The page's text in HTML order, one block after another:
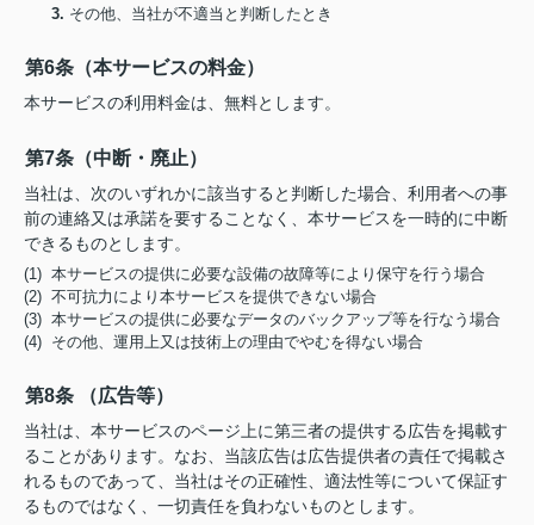
3. その他、当社が不適当と判断したとき
第6条（本サービスの料金）
本サービスの利用料金は、無料とします。
第7条（中断・廃止）
当社は、次のいずれかに該当すると判断した場合、利用者への事
前の連絡又は承諾を要することなく、本サービスを一時的に中断
できるものとします。
(1) 本サービスの提供に必要な設備の故障等により保守を行う場合
(2) 不可抗力により本サービスを提供できない場合
(3) 本サービスの提供に必要なデータのバックアップ等を行なう場合
(4) その他、運用上又は技術上の理由でやむを得ない場合
第8条 （広告等）
当社は、本サービスのページ上に第三者の提供する広告を掲載す
ることがあります。なお、当該広告は広告提供者の責任で掲載さ
れるものであって、当社はその正確性、適法性等について保証す
るものではなく、一切責任を負わないものとします。